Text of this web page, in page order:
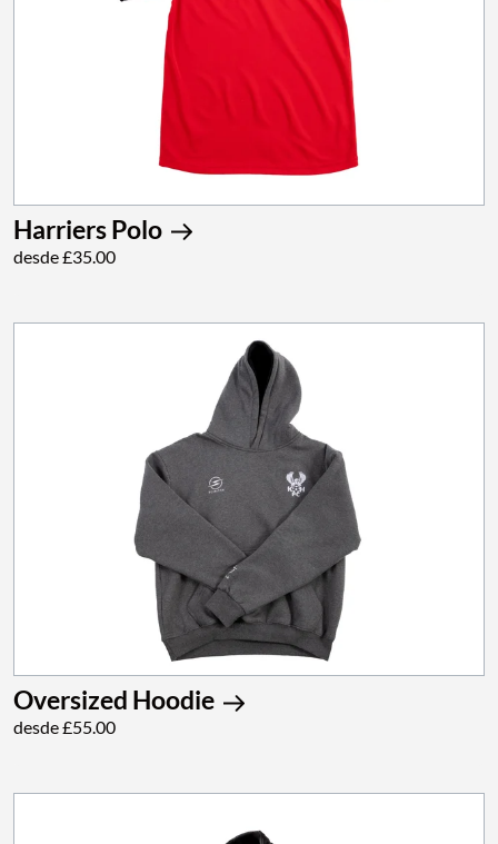
Harriers Polo
desde £35.00
Oversized Hoodie
desde £55.00